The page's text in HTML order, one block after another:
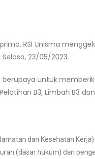
RSI Unisma
23/05/2023.
untuk
B3, Limbah B3
dan Kesehatan Kerja)
(dasar hukum) dan